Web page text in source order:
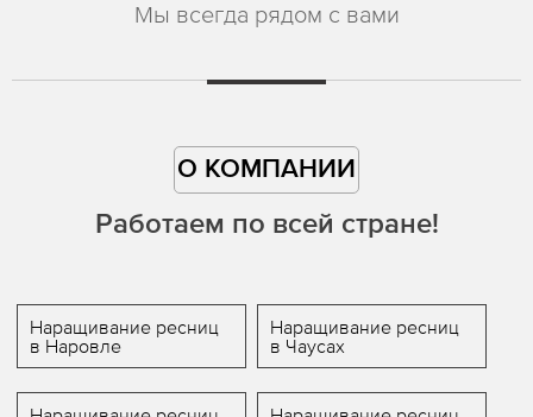
Мы всегда рядом с вами
О КОМПАНИИ
Работаем по всей стране!
Наращивание ресниц
в Наровле
Наращивание ресниц
в Чаусах